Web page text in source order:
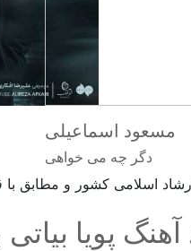
مسعود اسماعیلی
دگر چه می خواهی
اسلامی کشور و مطابق با
پویا بیاتی به نام